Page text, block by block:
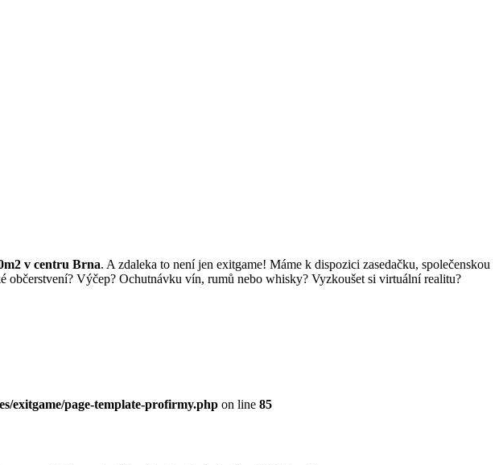
v centru Brna. A zdaleka to není jen exitgame! Máme k dispozici zasedačku, společenskou
Výčep? Ochutnávku vín, rumů nebo whisky? Vyzkoušet si virtuální realitu?
exitgame/page-template-profirmy.php on line 85